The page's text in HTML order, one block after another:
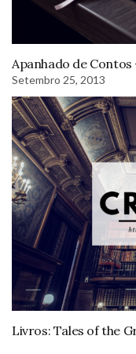
Apanhado de Contos
Setembro 25, 2013
Livros: Tales of the